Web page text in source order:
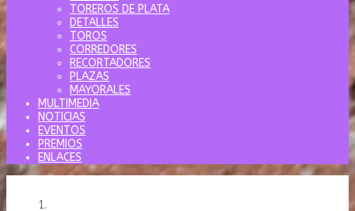
TOREROS DE PLATA
DETALLES
TOROS
CORREDORES
RECORTADORES
PLAZAS
MAYORALES
MULTIMEDIA
NOTICIAS
EVENTOS
PREMIOS
ENLACES